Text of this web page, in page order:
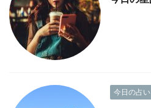
今日の占い